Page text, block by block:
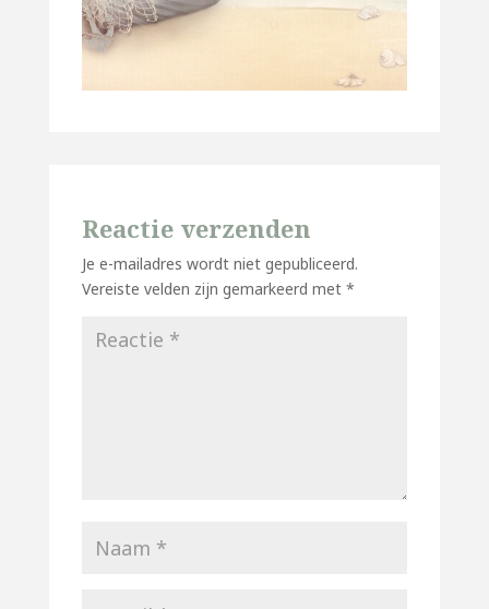
Reactie verzenden
Je e-mailadres wordt niet gepubliceerd.
Vereiste velden zijn gemarkeerd met *